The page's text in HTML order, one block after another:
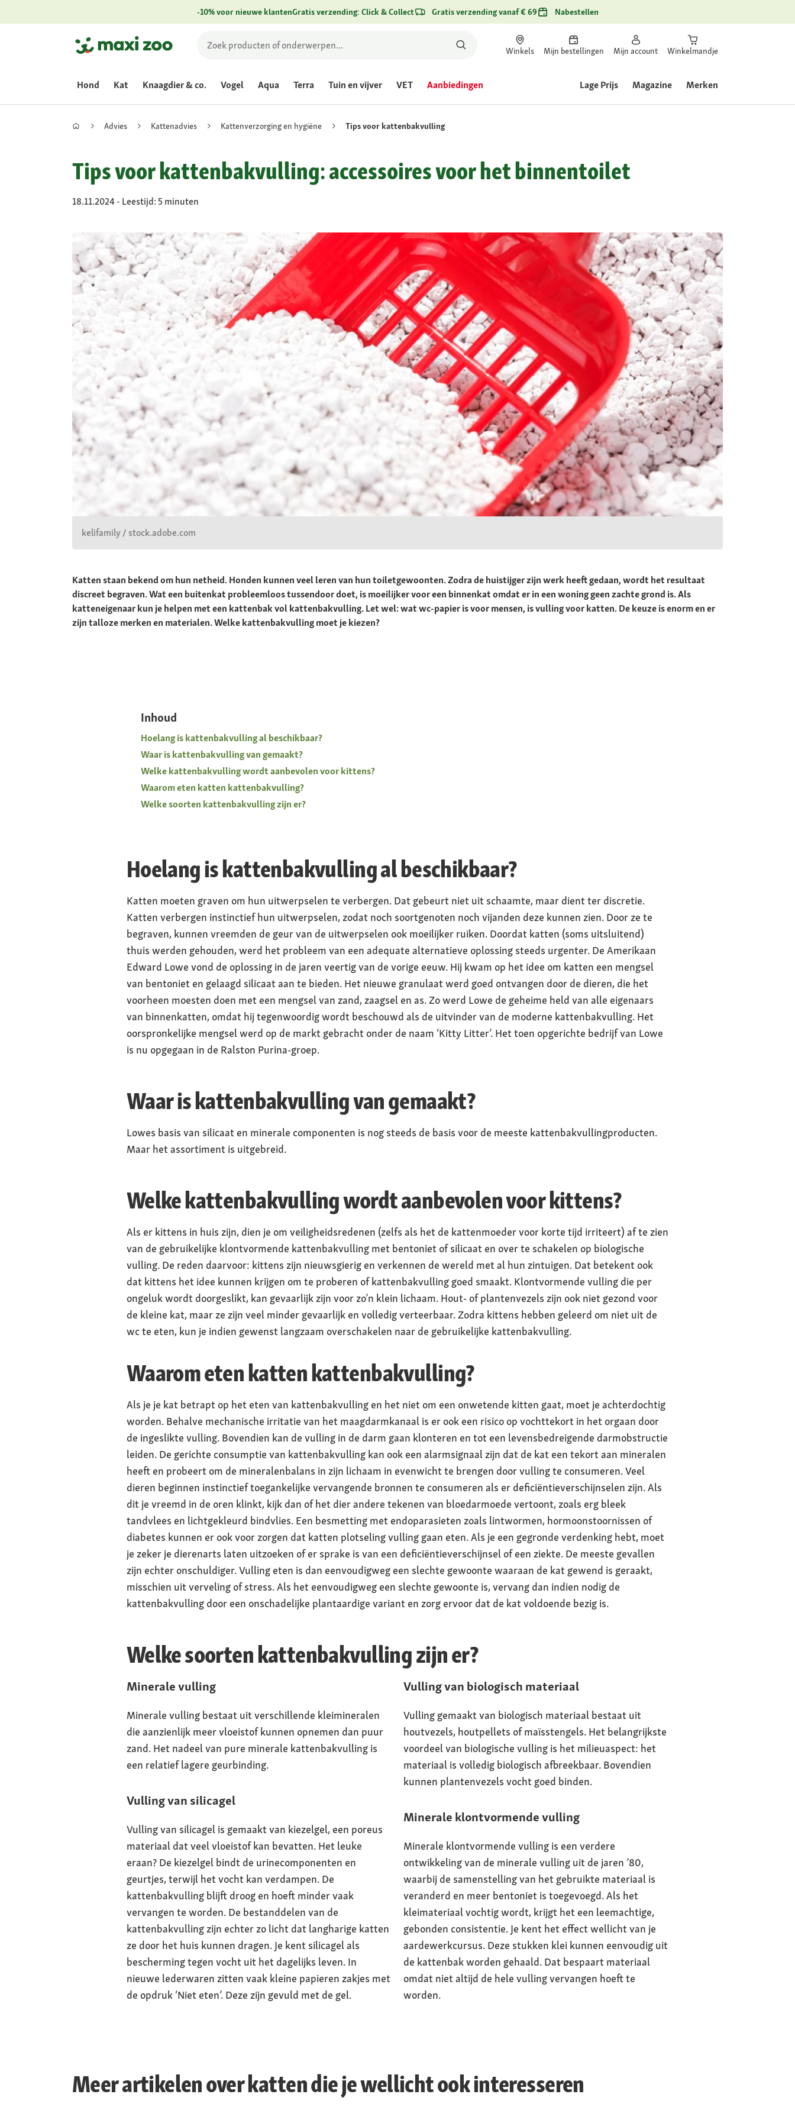
-10% voor nieuwe klantenGratis verzending: Click & Collect Gratis verzending vanaf € 69 Nabestellen
Winkels Mijn bestellingen Mijn account Winkelmandje
Hond Kat Knaagdier & co. Vogel Aqua Terra Tuin en vijver VET Aanbiedingen Lage Prijs Magazine Merken
Advies Kattenadvies Kattenverzorging en hygiëne Tips voor kattenbakvulling
Tips voor kattenbakvulling: accessoires voor het binnentoilet
18.11.2024 - Leestijd: 5 minuten
kelifamily / stock.adobe.com
Katten staan bekend om hun netheid. Honden kunnen veel leren van hun toiletgewoonten. Zodra de huistijger zijn werk heeft gedaan, wordt het resultaat
discreet begraven. Wat een buitenkat probleemloos tussendoor doet, is moeilijker voor een binnenkat omdat er in een woning geen zachte grond is. Als
katteneigenaar kun je helpen met een kattenbak vol kattenbakvulling. Let wel: wat wc-papier is voor mensen, is vulling voor katten. De keuze is enorm en er
zijn talloze merken en materialen. Welke kattenbakvulling moet je kiezen?
Inhoud
Hoelang is kattenbakvulling al beschikbaar?
Waar is kattenbakvulling van gemaakt?
Welke kattenbakvulling wordt aanbevolen voor kittens?
Waarom eten katten kattenbakvulling?
Welke soorten kattenbakvulling zijn er?
Hoelang is kattenbakvulling al beschikbaar?
Katten moeten graven om hun uitwerpselen te verbergen. Dat gebeurt niet uit schaamte, maar dient ter discretie.
Katten verbergen instinctief hun uitwerpselen, zodat noch soortgenoten noch vijanden deze kunnen zien. Door ze te
begraven, kunnen vreemden de geur van de uitwerpselen ook moeilijker ruiken. Doordat katten (soms uitsluitend)
thuis werden gehouden, werd het probleem van een adequate alternatieve oplossing steeds urgenter. De Amerikaan
Edward Lowe vond de oplossing in de jaren veertig van de vorige eeuw. Hij kwam op het idee om katten een mengsel
van bentoniet en gelaagd silicaat aan te bieden. Het nieuwe granulaat werd goed ontvangen door de dieren, die het
voorheen moesten doen met een mengsel van zand, zaagsel en as. Zo werd Lowe de geheime held van alle eigenaars
van binnenkatten, omdat hij tegenwoordig wordt beschouwd als de uitvinder van de moderne kattenbakvulling. Het
oorspronkelijke mengsel werd op de markt gebracht onder de naam ‘Kitty Litter’. Het toen opgerichte bedrijf van Lowe
is nu opgegaan in de Ralston Purina-groep.
Waar is kattenbakvulling van gemaakt?
Lowes basis van silicaat en minerale componenten is nog steeds de basis voor de meeste kattenbakvullingproducten.
Maar het assortiment is uitgebreid.
Welke kattenbakvulling wordt aanbevolen voor kittens?
Als er kittens in huis zijn, dien je om veiligheidsredenen (zelfs als het de kattenmoeder voor korte tijd irriteert) af te zien
van de gebruikelijke klontvormende kattenbakvulling met bentoniet of silicaat en over te schakelen op biologische
vulling. De reden daarvoor: kittens zijn nieuwsgierig en verkennen de wereld met al hun zintuigen. Dat betekent ook
dat kittens het idee kunnen krijgen om te proberen of kattenbakvulling goed smaakt. Klontvormende vulling die per
ongeluk wordt doorgeslikt, kan gevaarlijk zijn voor zo’n klein lichaam. Hout- of plantenvezels zijn ook niet gezond voor
de kleine kat, maar ze zijn veel minder gevaarlijk en volledig verteerbaar. Zodra kittens hebben geleerd om niet uit de
wc te eten, kun je indien gewenst langzaam overschakelen naar de gebruikelijke kattenbakvulling.
Waarom eten katten kattenbakvulling?
Als je je kat betrapt op het eten van kattenbakvulling en het niet om een onwetende kitten gaat, moet je achterdochtig
worden. Behalve mechanische irritatie van het maagdarmkanaal is er ook een risico op vochttekort in het orgaan door
de ingeslikte vulling. Bovendien kan de vulling in de darm gaan klonteren en tot een levensbedreigende darmobstructie
leiden. De gerichte consumptie van kattenbakvulling kan ook een alarmsignaal zijn dat de kat een tekort aan mineralen
heeft en probeert om de mineralenbalans in zijn lichaam in evenwicht te brengen door vulling te consumeren. Veel
dieren beginnen instinctief toegankelijke vervangende bronnen te consumeren als er deficiëntieverschijnselen zijn. Als
dit je vreemd in de oren klinkt, kijk dan of het dier andere tekenen van bloedarmoede vertoont, zoals erg bleek
tandvlees en lichtgekleurd bindvlies. Een besmetting met endoparasieten zoals lintwormen, hormoonstoornissen of
diabetes kunnen er ook voor zorgen dat katten plotseling vulling gaan eten. Als je een gegronde verdenking hebt, moet
je zeker je dierenarts laten uitzoeken of er sprake is van een deficiëntieverschijnsel of een ziekte. De meeste gevallen
zijn echter onschuldiger. Vulling eten is dan eenvoudigweg een slechte gewoonte waaraan de kat gewend is geraakt,
misschien uit verveling of stress. Als het eenvoudigweg een slechte gewoonte is, vervang dan indien nodig de
kattenbakvulling door een onschadelijke plantaardige variant en zorg ervoor dat de kat voldoende bezig is.
Welke soorten kattenbakvulling zijn er?
Minerale vulling
Minerale vulling bestaat uit verschillende kleimineralen
die aanzienlijk meer vloeistof kunnen opnemen dan puur
zand. Het nadeel van pure minerale kattenbakvulling is
een relatief lagere geurbinding.
Vulling van silicagel
Vulling van silicagel is gemaakt van kiezelgel, een poreus
materiaal dat veel vloeistof kan bevatten. Het leuke
eraan? De kiezelgel bindt de urinecomponenten en
geurtjes, terwijl het vocht kan verdampen. De
kattenbakvulling blijft droog en hoeft minder vaak
vervangen te worden. De bestanddelen van de
kattenbakvulling zijn echter zo licht dat langharige katten
ze door het huis kunnen dragen. Je kent silicagel als
bescherming tegen vocht uit het dagelijks leven. In
nieuwe lederwaren zitten vaak kleine papieren zakjes met
de opdruk ‘Niet eten’. Deze zijn gevuld met de gel.
Vulling van biologisch materiaal
Vulling gemaakt van biologisch materiaal bestaat uit
houtvezels, houtpellets of maïsstengels. Het belangrijkste
voordeel van biologische vulling is het milieuaspect: het
materiaal is volledig biologisch afbreekbaar. Bovendien
kunnen plantenvezels vocht goed binden.
Minerale klontvormende vulling
Minerale klontvormende vulling is een verdere
ontwikkeling van de minerale vulling uit de jaren ’80,
waarbij de samenstelling van het gebruikte materiaal is
veranderd en meer bentoniet is toegevoegd. Als het
kleimateriaal vochtig wordt, krijgt het een leemachtige,
gebonden consistentie. Je kent het effect wellicht van je
aardewerkcursus. Deze stukken klei kunnen eenvoudig uit
de kattenbak worden gehaald. Dat bespaart materiaal
omdat niet altijd de hele vulling vervangen hoeft te
worden.
Meer artikelen over katten die je wellicht ook interesseren